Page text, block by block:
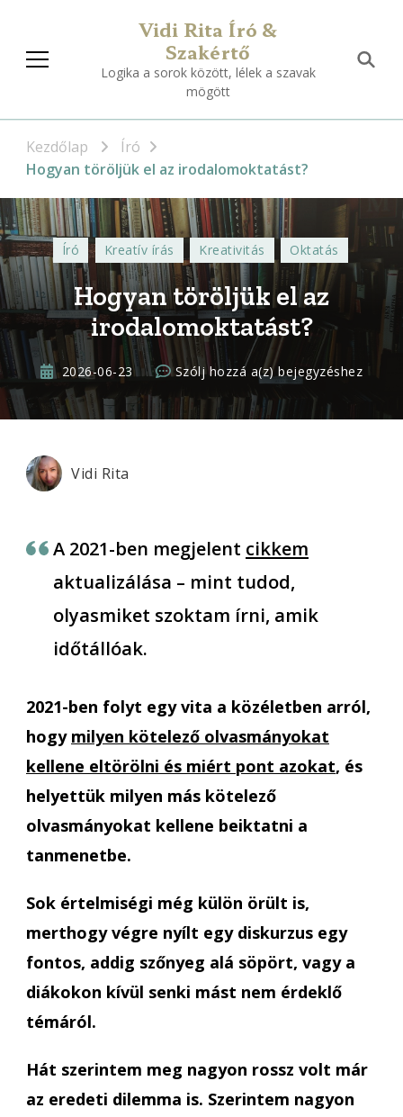
Vidi Rita Író &
Szakértő
Logika a sorok között, lélek a szavak
mögött
Kezdőlap
Író
Hogyan töröljük el az irodalomoktatást?
Író Kreatív írás Kreativitás Oktatás
Hogyan töröljük el az
irodalomoktatást?
2026-06-23 Szólj hozzá a(z)Hogyan
töröljük
el
bejegyzéshez
Vidi Rita
A 2021-ben megjelent cikkem
aktualizálása – mint tudod,
olyasmiket szoktam írni, amik
időtállóak.
2021-ben folyt egy vita a közéletben arról,
hogy milyen kötelező olvasmányokat
kellene eltörölni és miért pont azokat, és
helyettük milyen más kötelező
olvasmányokat kellene beiktatni a
tanmenetbe.
Sok értelmiségi még külön örült is,
merthogy végre nyílt egy diskurzus egy
fontos, addig szőnyeg alá söpört, vagy a
diákokon kívül senki mást nem érdeklő
témáról.
Hát szerintem meg nagyon rossz volt már
az eredeti dilemma is. Szerintem nagyon